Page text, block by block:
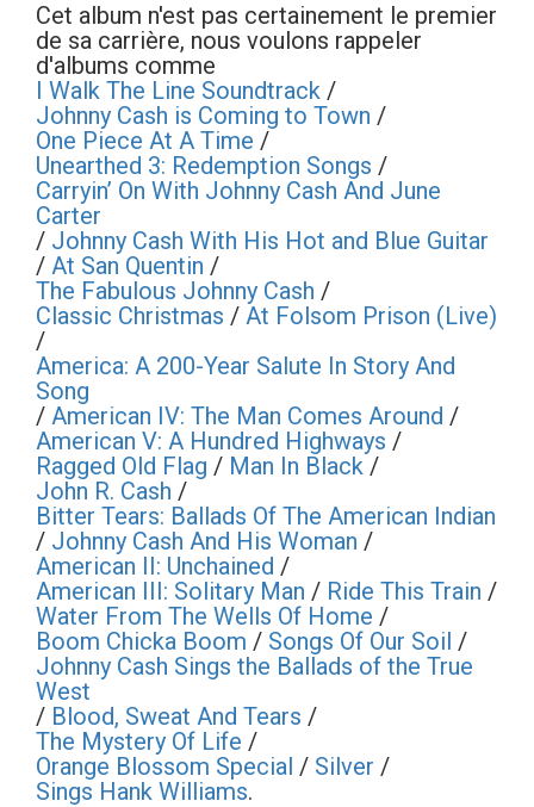
Cet album n'est pas certainement le premier
de sa carrière, nous voulons rappeler
d'albums comme
I Walk The Line Soundtrack /
Johnny Cash is Coming to Town /
One Piece At A Time /
Unearthed 3: Redemption Songs /
Carryin’ On With Johnny Cash And June
Carter
/ Johnny Cash With His Hot and Blue Guitar
/ At San Quentin /
The Fabulous Johnny Cash /
Classic Christmas / At Folsom Prison (Live)
/
America: A 200-Year Salute In Story And
Song
/ American IV: The Man Comes Around /
American V: A Hundred Highways /
Ragged Old Flag / Man In Black /
John R. Cash /
Bitter Tears: Ballads Of The American Indian
/ Johnny Cash And His Woman /
American II: Unchained /
American III: Solitary Man / Ride This Train /
Water From The Wells Of Home /
Boom Chicka Boom / Songs Of Our Soil /
Johnny Cash Sings the Ballads of the True
West
/ Blood, Sweat And Tears /
The Mystery Of Life /
Orange Blossom Special / Silver /
Sings Hank Williams.